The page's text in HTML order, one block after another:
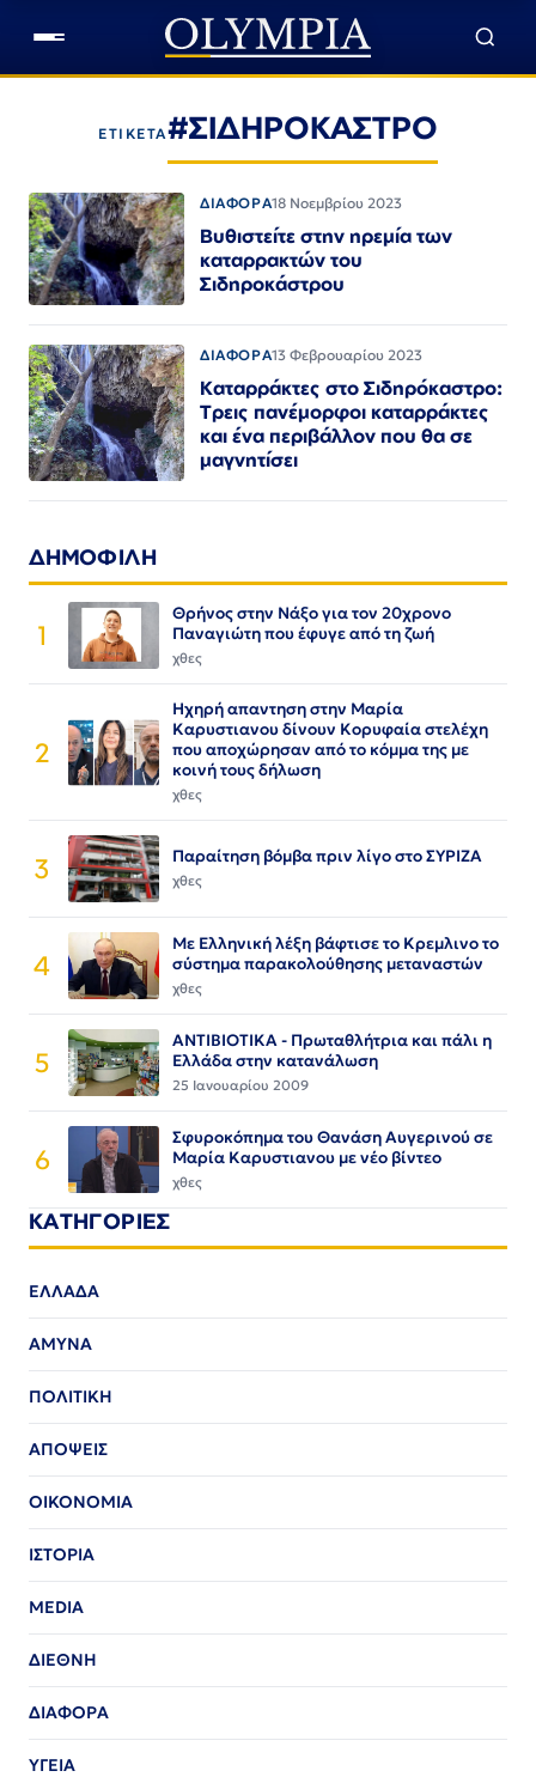
ΕΤΙΚΕΤΑ#ΣΙΔΗΡΟΚΑΣΤΡΟ
ΔΙΑΦΟΡΑ18 Νοεμβρίου 2023
Βυθιστείτε στην ηρεμία των
καταρρακτών του
Σιδηροκάστρου
ΔΙΑΦΟΡΑ13 Φεβρουαρίου 2023
Καταρράκτες στο Σιδηρόκαστρο:
Τρεις πανέμορφοι καταρράκτες
και ένα περιβάλλον που θα σε
μαγνητίσει
ΔΗΜΟΦΙΛΗ
1
Θρήνος στην Νάξο για τον 20χρονο
Παναγιώτη που έφυγε από τη ζωή
χθες
2
Ηχηρή απαντηση στην Μαρία
Καρυστιανου δίνουν Κορυφαία στελέχη
που αποχώρησαν από το κόμμα της με
κοινή τους δήλωση
χθες
3 Παραίτηση βόμβα πριν λίγο στο ΣΥΡΙΖΑ
χθες
4
Με Ελληνική λέξη βάφτισε το Κρεμλινο το
σύστημα παρακολούθησης μεταναστών
χθες
5
ΑΝΤΙΒΙΟΤΙΚΑ - Πρωταθλήτρια και πάλι η
Ελλάδα στην κατανάλωση
25 Ιανουαρίου 2009
6
Σφυροκόπημα του Θανάση Αυγερινού σε
Μαρία Καρυστιανου με νέο βίντεο
χθες
ΚΑΤΗΓΟΡΙΕΣ
ΕΛΛΑΔΑ
ΑΜΥΝΑ
ΠΟΛΙΤΙΚΗ
ΑΠΟΨΕΙΣ
ΟΙΚΟΝΟΜΙΑ
ΙΣΤΟΡΙΑ
MEDIA
ΔΙΕΘΝΗ
ΔΙΑΦΟΡΑ
ΥΓΕΙΑ